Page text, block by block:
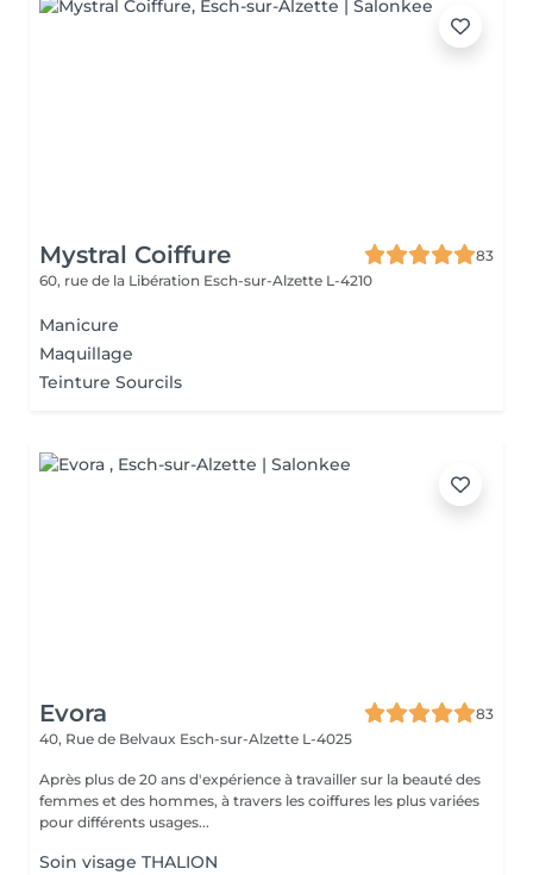
Mystral Coiffure
83
60, rue de la Libération Esch-sur-Alzette L-4210
Manicure
Maquillage
Teinture Sourcils
Evora
83
40, Rue de Belvaux Esch-sur-Alzette L-4025
Après plus de 20 ans d'expérience à travailler sur la beauté des
femmes et des hommes, à travers les coiffures les plus variées
pour différents usages...
Soin visage THALION